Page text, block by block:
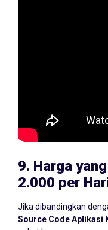
9. Harga
2.000 per
Jika dibandingkan
Source Code Aplikasi